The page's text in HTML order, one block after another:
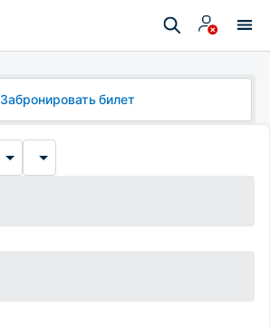
Забронировать билет